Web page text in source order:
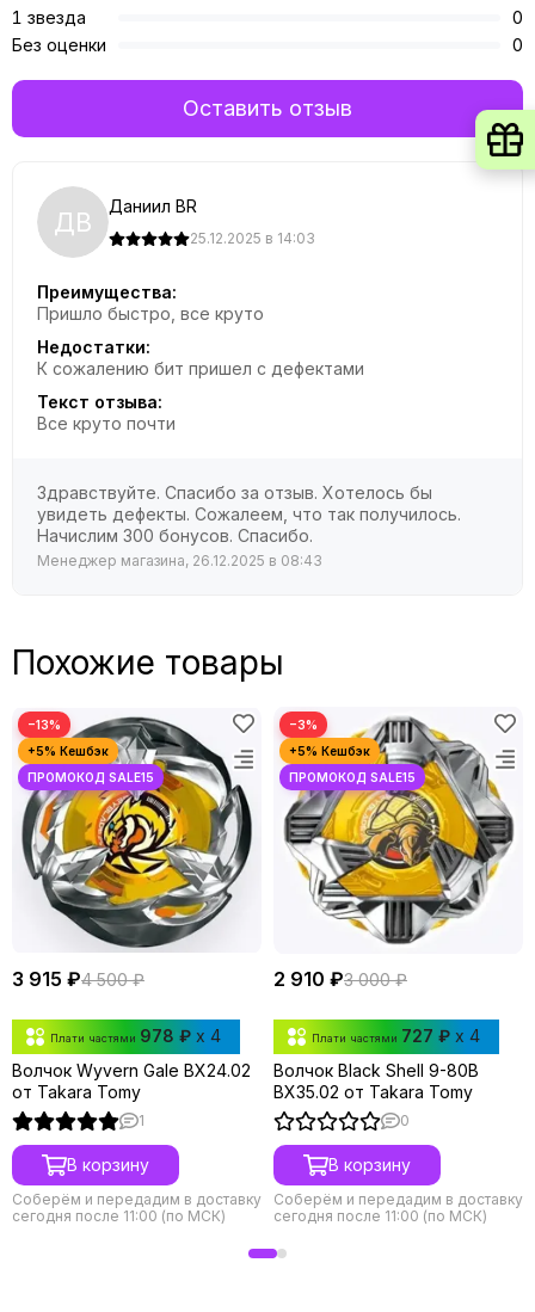
ДB Даниил BR
25.12.2025 в 14:03
Преимущества:
Пришло быстро, все круто
Недостатки:
К сожалению бит пришел с дефектами
Текст отзыва:
Все круто почти
Здравствуйте. Спасибо за отзыв. Хотелось бы
увидеть дефекты. Сожалеем, что так получилось.
Начислим 300 бонусов. Спасибо.
Менеджер магазина, 26.12.2025 в 08:43
1 звезда
0
Без оценки
0
Оставить отзыв
Похожие товары
−13%
3 915 ₽4 500 ₽
Плати частями 978 ₽ x 4
Волчок Wyvern Gale BX24.02
от Takara Tomy
1
В корзину
Соберём и передадим в доставку
сегодня после 11:00 (по МСК)
−3%
2 910 ₽3 000 ₽
Плати частями 727 ₽ x 4
Волчок Black Shell 9-80B
BX35.02 от Takara Tomy
0
В корзину
Соберём и передадим в доставку
сегодня после 11:00 (по МСК)